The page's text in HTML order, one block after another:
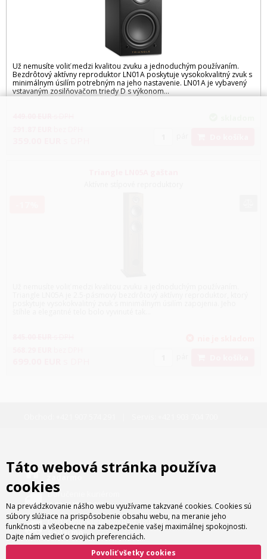
Už nemusíte voliť medzi kvalitou zvuku a jednoduchým používaním.
Bezdrôtový aktívny reproduktor LN01A poskytuje vysokokvalitný zvuk s
minimálnym úsilím potrebným na jeho nastavenie. LN01A je vybavený
vstavaným zosilňovačom triedy D s výkonom...
Osobný odber
Doručenie kuriérom
4.80 EUR s DPH
Doručenie kuriérom nad 180 EUR
zadarmo
Táto webová stránka používa
cookies
Na prevádzkovanie nášho webu využívame takzvané cookies. Cookies sú
súbory slúžiace na prispôsobenie obsahu webu, na meranie jeho
funkčnosti a všeobecne na zabezpečenie vašej maximálnej spokojnosti.
Dajte nám vedieť o svojich preferenciách.
Povoliť všetky cookies